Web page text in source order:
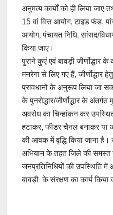
अनुमत्य कार्यों को ही लिया जाए
15 वां वित्त आयोग, टाइड फंड,
आयोग, पंचायत निधि, सांसद/
किया जाए।
पुराने कुएं एवं बावड़ी जीर्णोद्धार के
मनरेगा से लिए गए हैं, जीर्णोद्धार
प्रावधानों के अनुरूप लिया जा
के पुनरोद्धार/जीर्णोद्धार के
अवरोध का चिन्हांकन कर
हटाकर, फीडर चैनल बनाकर या
की आवक में वृद्धि किया जाना है।
अभियान के तहत जिले की समस्त
जनप्रतिनिधियों की उपस्थिति
बावड़ी के संरक्षण का कार्य किया